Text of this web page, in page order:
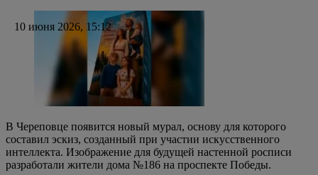
10 июня 2026, 15:12
В Череповце появится новый мурал, основу для которого
составил эскиз, созданный при участии искусственного
интеллекта. Изображение для будущей настенной росписи
разработали жители дома №186 на проспекте Победы.